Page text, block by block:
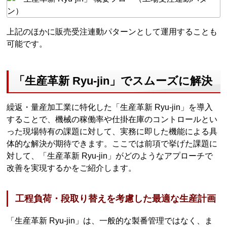
上記のほかに販売受注連動パターンとして運用することも
可能です。
「生産革新 Ryu-jin」でスムーズに解決
繰返・量産加工業に特化した「生産革新 Ryu-jin」を導入
することで、機械の稼働率や仕掛在庫のコントロールとい
った現場特有の課題に対して、実務に即した機能による具
体的な解決が期待できます。ここでは前項で挙げた課題に
対して、「生産革新 Ryu-jin」がどのようなアプローチで
改善を実現するかをご紹介します。
工程負荷・段取り替えを考慮した最適な生産計画
「生産革新 Ryu-jin」は、一般的な製番管理ではなく、ま